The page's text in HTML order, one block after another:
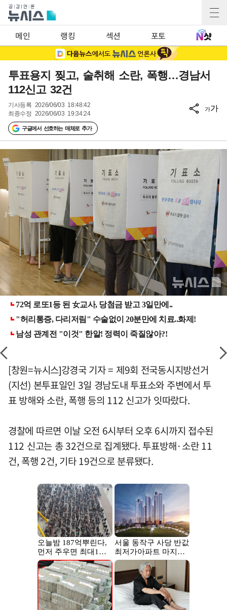
메인 랭킹 섹션 포토
투표용지 찢고, 술취해 소란, 폭행…경남서
112신고 32건
기사등록 2026/06/03 18:48:42
최종수정 2026/06/03 19:34:24
구글에서 선호하는 매체로 추가
가가
[창원=뉴시스]강경국 기자 = 제9회 전국동시지방선거
(지선) 본투표일인 3일 경남도내 투표소와 주변에서 투
표 방해와 소란, 폭행 등의 112 신고가 잇따랐다.
경찰에 따르면 이날 오전 6시부터 오후 6시까지 접수된
112 신고는 총 32건으로 집계됐다. 투표방해·소란 11
건, 폭행 2건, 기타 19건으로 분류됐다.